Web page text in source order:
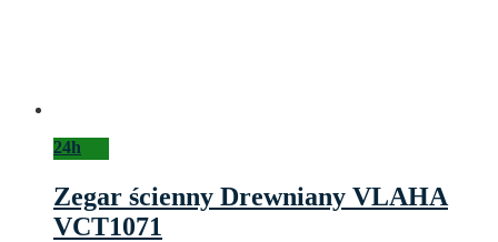
24h
Zegar ścienny Drewniany VLAHA
VCT1071